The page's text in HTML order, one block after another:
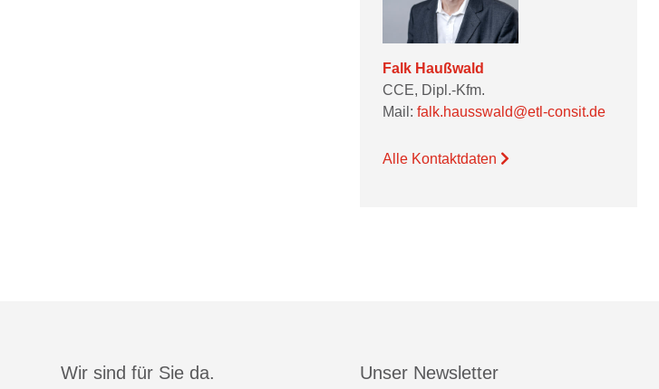
Falk Haußwald
CCE, Dipl.-Kfm.
Mail: falk.hausswald@etl-consit.de
Alle Kontaktdaten
Wir sind für Sie da. Unser Newsletter